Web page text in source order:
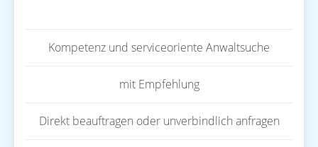
Kompetenz und serviceoriente Anwaltsuche
mit Empfehlung
Direkt beauftragen oder unverbindlich anfragen